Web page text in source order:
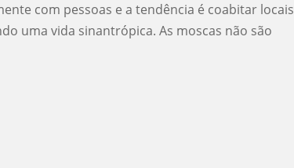
com pessoas e a tendência é coabitar locais
uma vida sinantrópica. As moscas não são